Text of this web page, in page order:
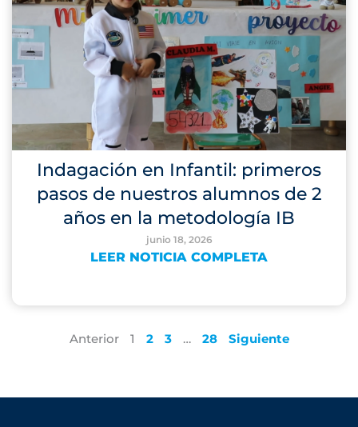
Indagación en Infantil: primeros
pasos de nuestros alumnos de 2
años en la metodología IB
junio 18, 2026
LEER NOTICIA COMPLETA
Anterior 1 2 3 … 28 Siguiente